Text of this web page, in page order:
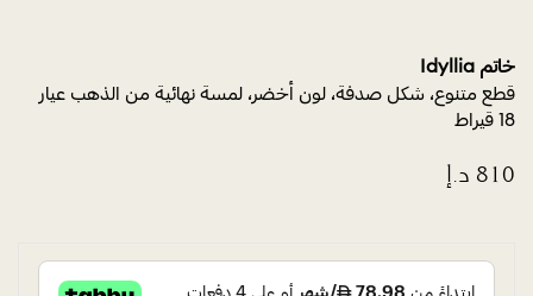
خاتم Idyllia
قطع متنوع، شكل صدفة، لون أخضر، لمسة نهائية من الذهب عيار
18 قيراط